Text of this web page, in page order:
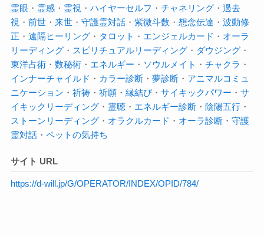
霊眼 ・ 霊感・ 霊視 ・ ハイヤーセルフ ・ チャネリング・ 過去
視 ・ 前世・ 来世・ 守護霊対話・ 紫微斗数 ・ 想念伝達 ・ 波動修
正 ・ 遠隔ヒーリング・ タロット ・ エンジェルカード ・ オーラ
リーディング・ スピリチュアルリーディング・ ダウジング・
東洋占術・ 数秘術・ エネルギー ・ ソウルメイト ・ チャクラ ・
インナーチャイルド ・ カラー診断・ 夢診断・ アニマルコミュ
ニケーション ・ 祈祷・ 祈願・ 縁結び・ サイキックパワー ・ サ
イキック リーディング・ 霊聴・ エネルギー診断・ 陰陽五行・
ストーンリーディング・ オラクルカード ・ オーラ診断・ 守護
霊対話・ ペットの気持ち
サイト URL
https://d-will.jp/G/OPERATOR/INDEX/OPID/784/